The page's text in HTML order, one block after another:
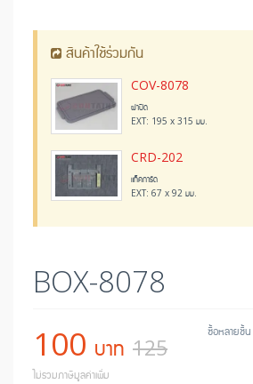
สินค้าใช้ร่วมกัน
COV-8078
ฝาปิด
EXT: 195 x 315 มม.
CRD-202
แท็คการ์ด
EXT: 67 x 92 มม.
BOX-8078
100 บาท 125
ไม่รวมภาษีมูลค่าเพิ่ม
ซื้อหลายชิ้น